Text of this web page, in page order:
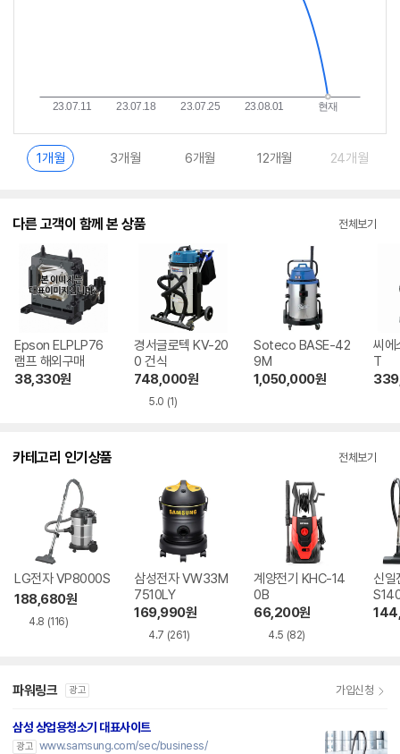
1개월 3개월 6개월 12개월 24개월
다른 고객이 함께 본 상품 전체보기
Epson ELPLP76
램프 해외구매
38,330원
경서글로텍 KV-20
0 건식
748,000원
5.0 (1)
Soteco BASE-42
9M
1,050,000원
씨
T
카테고리 인기상품 전체보기
LG전자 VP8000S
188,680원
4.8 (116)
삼성전자 VW33M
7510LY
169,990원
4.7 (261)
계양전기 KHC-14
0B
66,200원
4.5 (82)
신일
파워링크 광고 가입신청
삼성 상업용청소기 대표사이트
광고 www.samsung.com/sec/business/